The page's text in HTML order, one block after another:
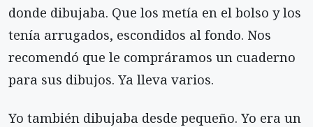
donde dibujaba. Que los metía en el bolso y los
tenía arrugados, escondidos al fondo. Nos
recomendó que le compráramos un cuaderno
para sus dibujos. Ya lleva varios.
Yo también dibujaba desde pequeño. Yo era un